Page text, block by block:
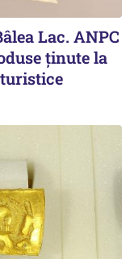
Lac. ANPC
ținute la